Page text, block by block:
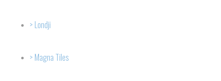
Londji
Magna Tiles